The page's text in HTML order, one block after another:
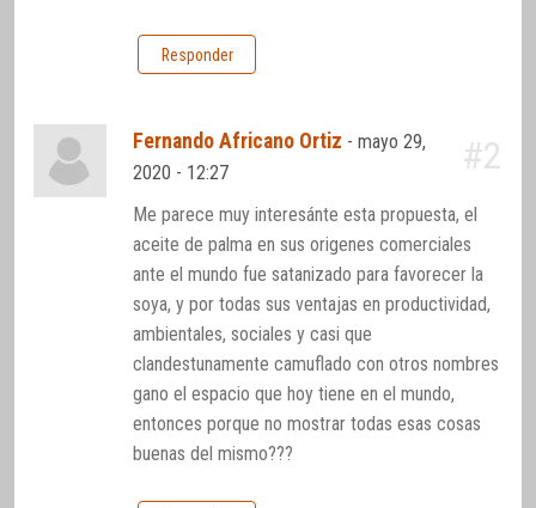
Responder
Fernando Africano Ortiz -mayo 29,
2020 - 12:27
#2
Me parece muy interesánte esta propuesta, el
aceite de palma en sus origenes comerciales
ante el mundo fue satanizado para favorecer la
soya, y por todas sus ventajas en productividad,
ambientales, sociales y casi que
clandestunamente camuflado con otros nombres
gano el espacio que hoy tiene en el mundo,
entonces porque no mostrar todas esas cosas
buenas del mismo???